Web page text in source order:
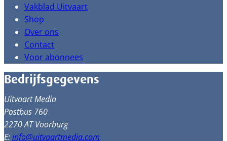
Vakblad Uitvaart
Shop
Over ons
Contact
Voor abonnees
Bedrijfsgegevens
Uitvaart Media
Postbus 760
2270 AT Voorburg
E:info@uitvaartmedia.com